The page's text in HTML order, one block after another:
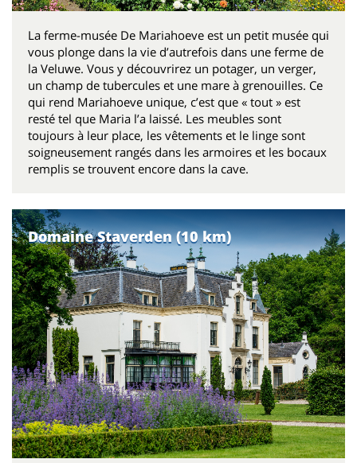
La ferme-musée De Mariahoeve est un petit musée qui
vous plonge dans la vie d’autrefois dans une ferme de
la Veluwe. Vous y découvrirez un potager, un verger,
un champ de tubercules et une mare à grenouilles. Ce
qui rend Mariahoeve unique, c’est que « tout » est
resté tel que Maria l’a laissé. Les meubles sont
toujours à leur place, les vêtements et le linge sont
soigneusement rangés dans les armoires et les bocaux
remplis se trouvent encore dans la cave.
Domaine Staverden (10 km)